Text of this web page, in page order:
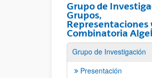
Grupo de
Grupos,
Representaciones
Combinatoria
Grupo de Investigación
Presentación